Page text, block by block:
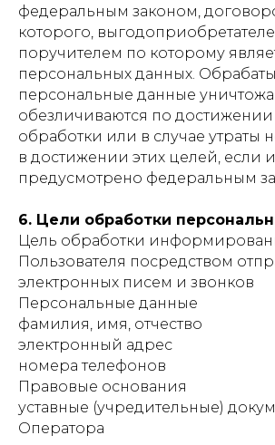
федеральным законом,
которого,
поручителем по которому
персональных данных.
персональные данные
обезличиваются по
обработки или в случае утраты
в достижении этих целей, если
предусмотрено федеральным
6. Цели обработки
Цель обработки
Пользователя посредством
электронных писем и звонков
Персональные данные
фамилия, имя, отчество
электронный адрес
номера телефонов
Правовые основания
уставные (учредительные)
Оператора